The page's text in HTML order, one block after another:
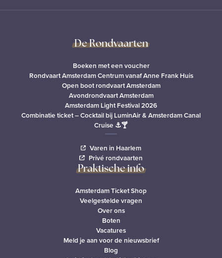
De Rondvaarten
Boeken met een voucher
Rondvaart Amsterdam Centrum vanaf Anne Frank Huis
Open boot rondvaart Amsterdam
Avondrondvaart Amsterdam
Amsterdam Light Festival 2026
Combinatie ticket – Cocktail bij LuminAir & Amsterdam Canal
Cruise ⚓🍸
Varen in Haarlem
Privé rondvaarten
Praktische info
Amsterdam Ticket Shop
Veelgestelde vragen
Over ons
Boten
Vacatures
Meld je aan voor de nieuwsbrief
Blog